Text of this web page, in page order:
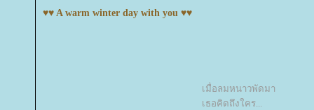
♥♥ A warm winter day with you ♥♥
เมื่อลมหนาวพัดมา
เธอคิดถึงใคร...